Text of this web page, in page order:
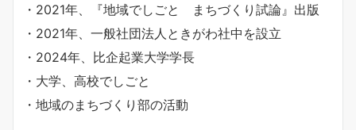
・2021年、『地域でしごと まちづくり試論』出版
・2021年、一般社団法人ときがわ社中を設立
・2024年、比企起業大学学長
・大学、高校でしごと
・地域のまちづくり部の活動